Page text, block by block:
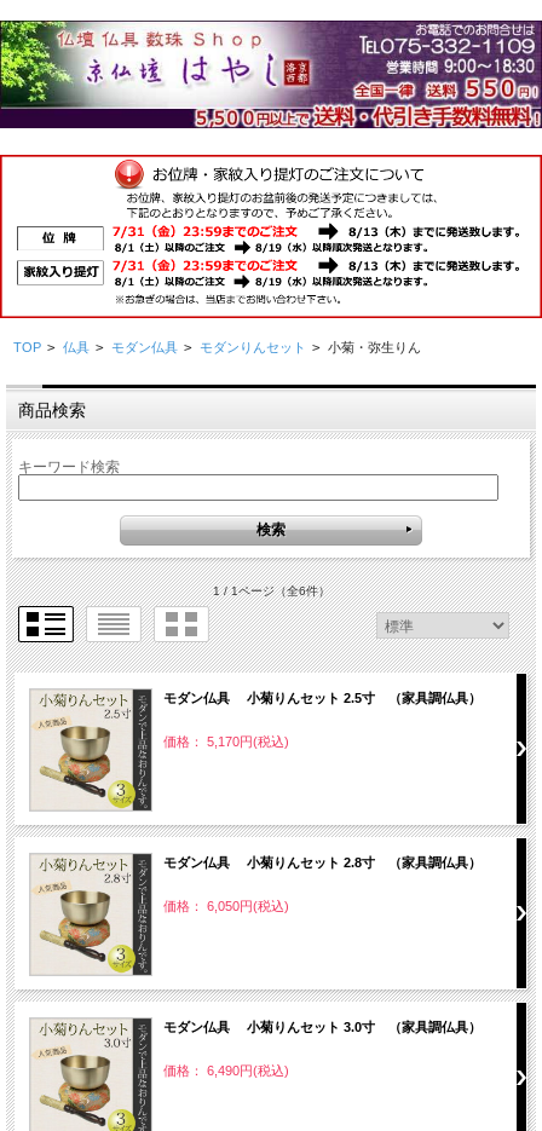
TOP > 仏具 > モダン仏具 > モダンりんセット > 小菊・弥生りん
商品検索
キーワード検索
1 / 1ページ（全6件）
モダン仏具 小菊りんセット 2.5寸 （家具調仏具）
価格： 5,170円(税込)
モダン仏具 小菊りんセット 2.8寸 （家具調仏具）
価格： 6,050円(税込)
モダン仏具 小菊りんセット 3.0寸 （家具調仏具）
価格： 6,490円(税込)